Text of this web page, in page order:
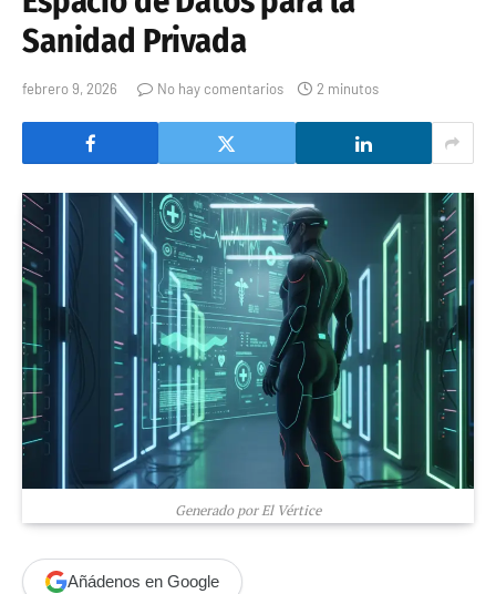
Sanidad Privada
febrero 9, 2026 No hay comentarios 2 minutos
Generado por El Vértice
Añádenos en Google